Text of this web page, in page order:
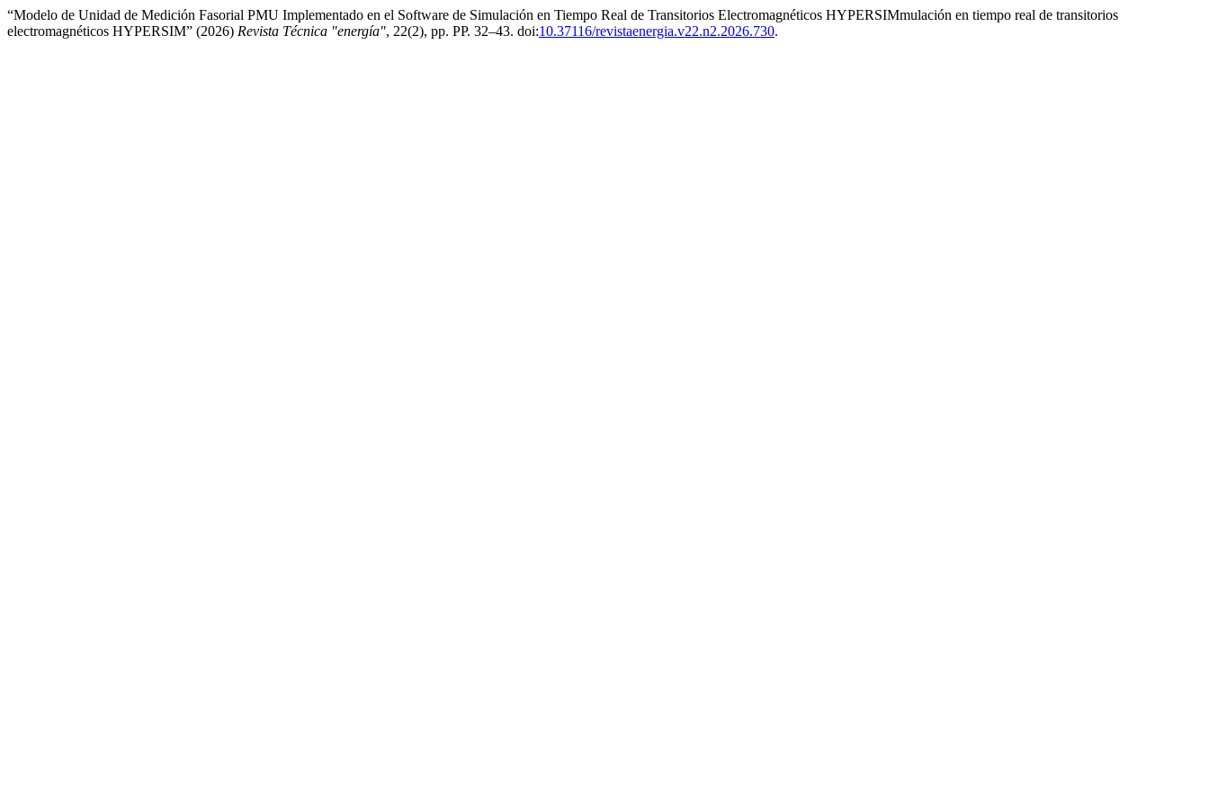
“Modelo de Unidad de Medición Fasorial PMU Implementado en el Software de Simulación en Tiempo Real de Transitorios Electromagnéticos HYPERSIMmulación en tiempo real de transitorios
electromagnéticos HYPERSIM” (2026) Revista Técnica "energía", 22(2), pp. PP. 32–43. doi:10.37116/revistaenergia.v22.n2.2026.730.